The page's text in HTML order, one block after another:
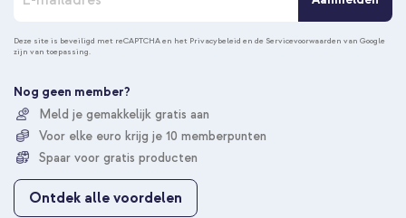
n
n
e
u
o
p
z
Deze site is beveiligd met reCAPTCHA en het Privacybeleid en de Servicevoorwaarden van Google
zijn van toepassing.
Nog geen member?
Meld je gemakkelijk gratis aan
Voor elke euro krijg je 10 memberpunten
Spaar voor gratis producten
Ontdek alle voordelen